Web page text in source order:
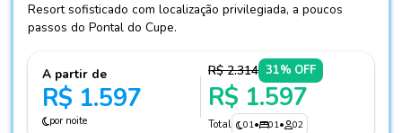
Resort sofisticado com localização privilegiada, a poucos
passos do Pontal do Cupe.
A partir de
R$ 1.597
por noite
R$ 2.314 31% OFF
R$ 1.597
Total 01• 01• 02